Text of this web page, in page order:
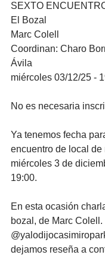
SEXTO
El Bozal
Marc Colell
Coordinan: Charo
Ávila
miércoles 03/12/25 -
No es necesaria
Ya tenemos fecha
encuentro de local de
miércoles 3 de
19:00.
En esta ocasión
bozal, de Marc
dejamos reseña a